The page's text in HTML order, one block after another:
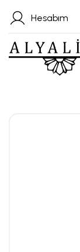
Hesabım